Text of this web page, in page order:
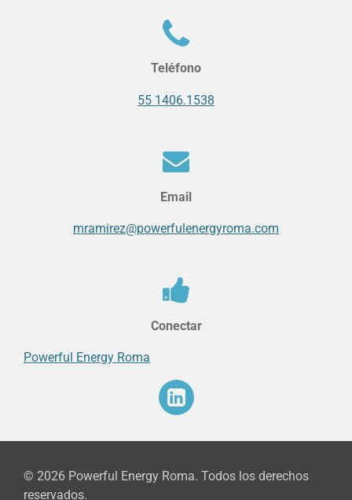
Teléfono
55 1406.1538
Email
mramirez@powerfulenergyroma.com
Conectar
Powerful Energy Roma
© 2026 Powerful Energy Roma. Todos los derechos
reservados.